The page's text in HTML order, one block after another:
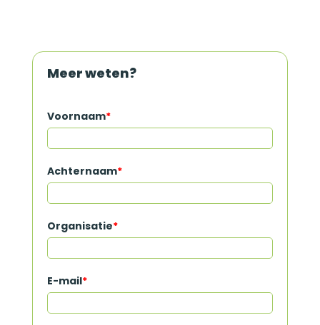
Meer weten?
Voornaam*
Achternaam*
Organisatie*
E-mail*